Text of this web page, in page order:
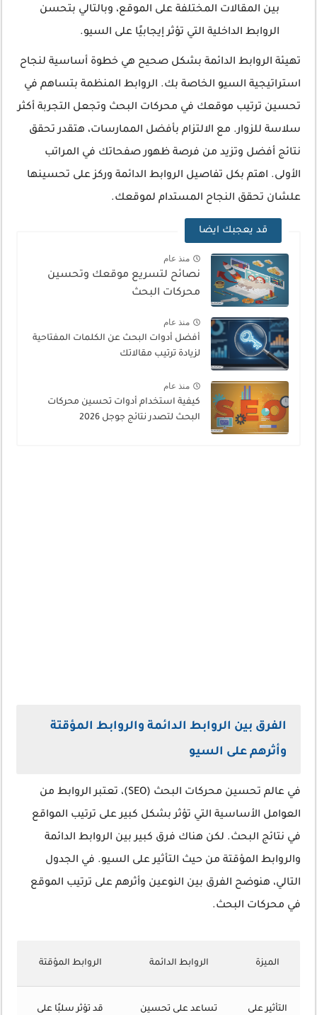
بين المقالات المختلفة على الموقع، وبالتالي بتحسن
الروابط الداخلية التي تؤثر إيجابيًا على السيو.
تهيئة الروابط الدائمة بشكل صحيح هي خطوة أساسية لنجاح
استراتيجية السيو الخاصة بك. الروابط المنظمة بتساهم في
تحسين ترتيب موقعك في محركات البحث وتجعل التجربة أكثر
سلاسة للزوار. مع الالتزام بأفضل الممارسات، هتقدر تحقق
نتائج أفضل وتزيد من فرصة ظهور صفحاتك في المراتب
الأولى. اهتم بكل تفاصيل الروابط الدائمة وركز على تحسينها
علشان تحقق النجاح المستدام لموقعك.
قد يعجبك ايضا
منذ عام
نصائح لتسريع موقعك وتحسين
محركات البحث
منذ عام
أفضل أدوات البحث عن الكلمات المفتاحية
لزيادة ترتيب مقالاتك
منذ عام
كيفية استخدام أدوات تحسين محركات
البحث لتصدر نتائج جوجل 2026
الفرق بين الروابط الدائمة والروابط المؤقتة
وأثرهم على السيو
في عالم تحسين محركات البحث (SEO)، تعتبر الروابط من
العوامل الأساسية التي تؤثر بشكل كبير على ترتيب المواقع
في نتائج البحث. لكن هناك فرق كبير بين الروابط الدائمة
والروابط المؤقتة من حيث التأثير على السيو. في الجدول
التالي، هنوضح الفرق بين النوعين وأثرهم على ترتيب الموقع
في محركات البحث.
الميزة الروابط الدائمة الروابط المؤقتة
التأثير على تساعد على تحسين قد تؤثر سلبًا على